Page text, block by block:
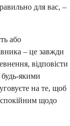
для вас, –
або
– це завжди
відповісти
будь-якими
на те, щоб
щодо